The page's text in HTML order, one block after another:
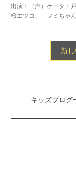
出演：（声）ケータ：
桜エツコ、 フミちゃ
新
キッズブログ